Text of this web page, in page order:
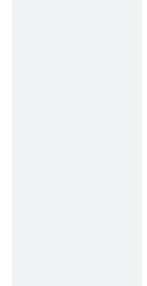
Iniciar teste
Não é necessário inserir